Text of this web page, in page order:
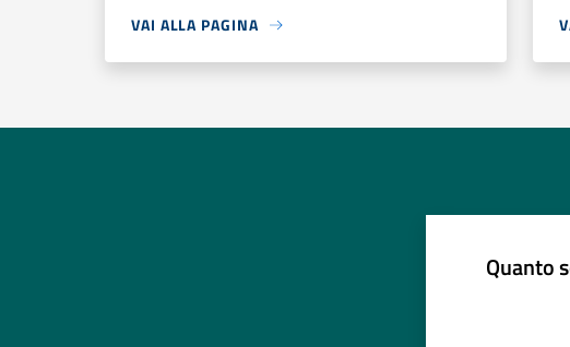
VAI ALLA PAGINA
Quanto